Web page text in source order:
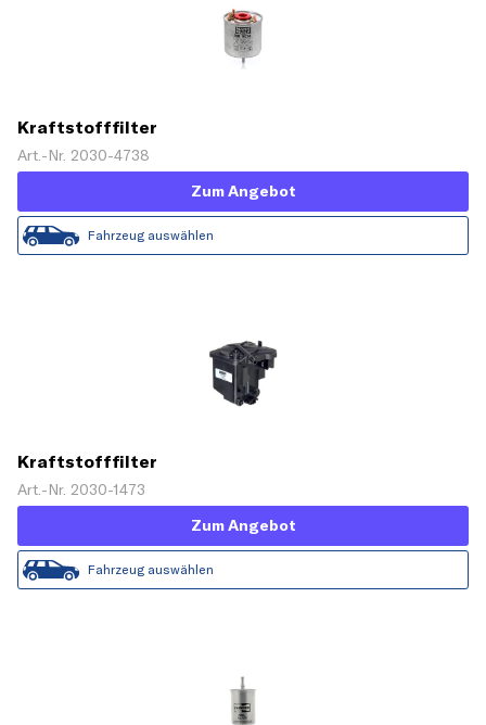
Kraftstofffilter
Art.-Nr. 2030-4738
Zum Angebot
Fahrzeug auswählen
Kraftstofffilter
Art.-Nr. 2030-1473
Zum Angebot
Fahrzeug auswählen